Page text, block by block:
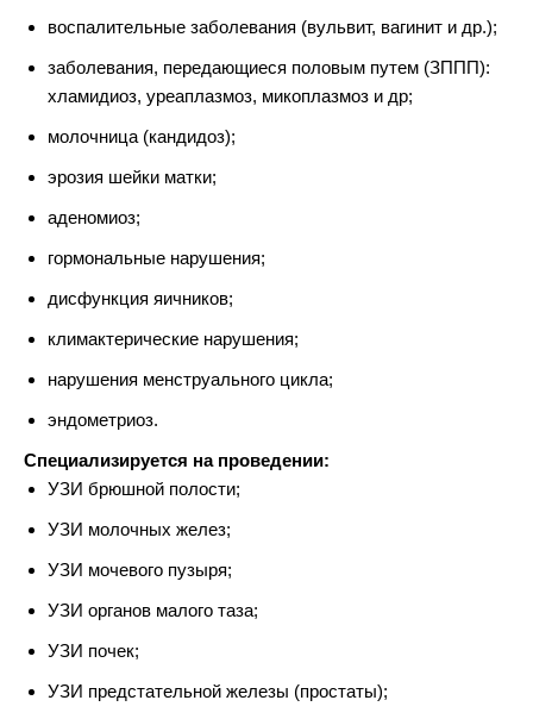
воспалительные заболевания (вульвит, вагинит и др.);
заболевания, передающиеся половым путем (ЗППП):
хламидиоз, уреаплазмоз, микоплазмоз и др;
молочница (кандидоз);
эрозия шейки матки;
аденомиоз;
гормональные нарушения;
дисфункция яичников;
климактерические нарушения;
нарушения менструального цикла;
эндометриоз.
Специализируется на проведении:
УЗИ брюшной полости;
УЗИ молочных желез;
УЗИ мочевого пузыря;
УЗИ органов малого таза;
УЗИ почек;
УЗИ предстательной железы (простаты);